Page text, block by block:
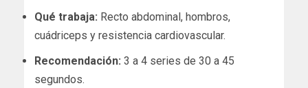
Qué trabaja: Recto abdominal, hombros,
cuádriceps y resistencia cardiovascular.
Recomendación: 3 a 4 series de 30 a 45
segundos.